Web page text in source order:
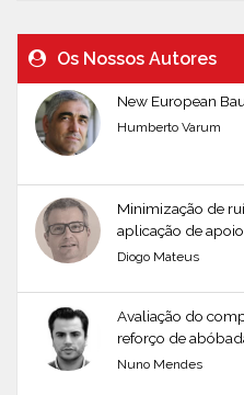
Os Nossos Autores
New European
Humberto Varum
Minimização de
aplicação de
Diogo Mateus
Avaliação do
reforço de
Nuno Mendes